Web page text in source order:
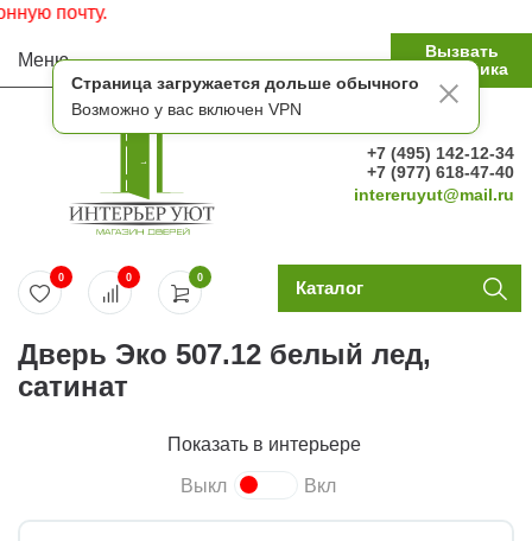
Страница загружается дольше обычного
Возможно у вас включен VPN
Меню
Вызвать
замерщика
+7 (495) 142-12-34
+7 (977) 618-47-40
intereruyut@mail.ru
0
0 0 Каталог
Дверь Эко 507.12 белый лед,
сатинат
Показать в интерьере
Выкл Вкл